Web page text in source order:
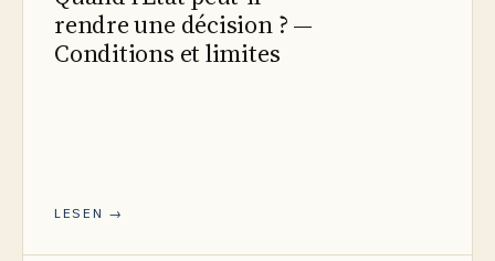
rendre une décision ? —
Conditions et limites
LESEN →